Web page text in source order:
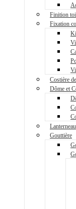
Finition
Fixation
Costière
Dôme et
Lanterneau
Gouttière